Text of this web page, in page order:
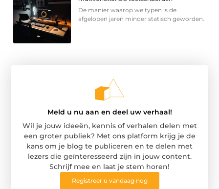
De manier waarop we typen is de
afgelopen jaren minder statisch geworden.
Meld u nu aan en deel uw verhaal!
Wil je jouw ideeën, kennis of verhalen delen met
een groter publiek? Met ons platform krijg je de
kans om je blog te publiceren en te delen met
lezers die geïnteresseerd zijn in jouw content.
Schrijf mee en laat je stem horen!
Registreer u vandaag nog